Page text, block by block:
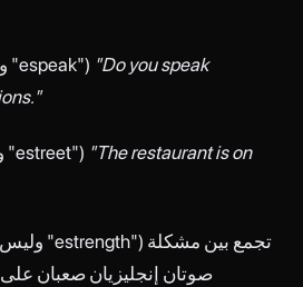
— /spiːk/ (وليس "espeak") "Do you speak
— /striːt/ (وليس "estreet") "The restaurant is on